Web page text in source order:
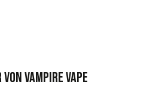
Vampire Vape